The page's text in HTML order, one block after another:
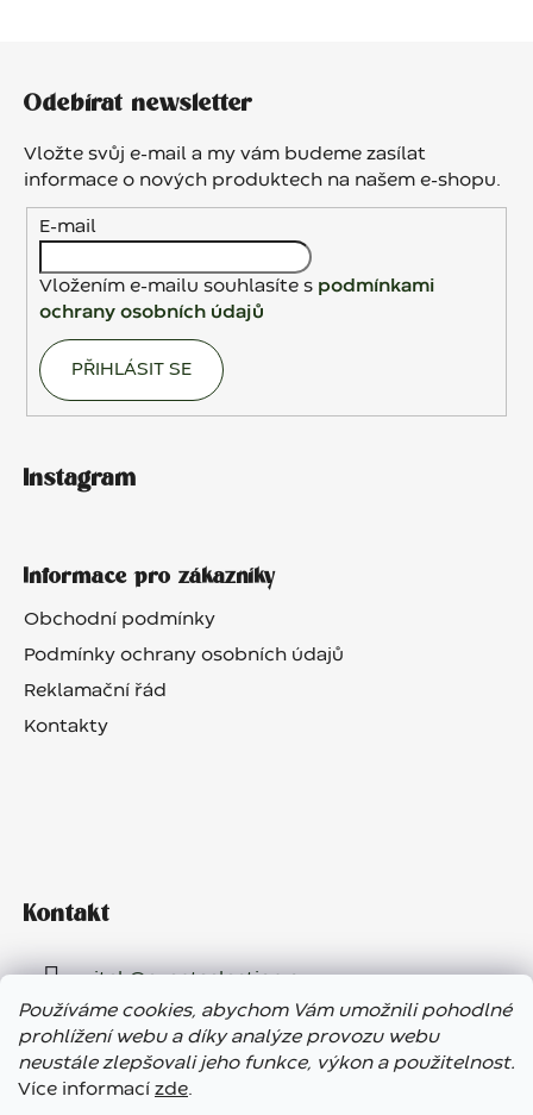
Používáme cookies, abychom Vám umožnili pohodlné
prohlížení webu a díky analýze provozu webu
neustále zlepšovali jeho funkce, výkon a použitelnost.
Více informací zde.
c
í
p
k
i
Odebírat newsletter
Vložte svůj e-mail a my vám budeme zasílat
informace o nových produktech na našem e-shopu.
E-mail
Vložením e-mailu souhlasíte s podmínkami
ochrany osobních údajů
PŘIHLÁSIT SE
Instagram
Informace pro zákazníky
Obchodní podmínky
Podmínky ochrany osobních údajů
Reklamační řád
Kontakty
Kontakt
vitek@eventselection.cz
+420 602 410 657